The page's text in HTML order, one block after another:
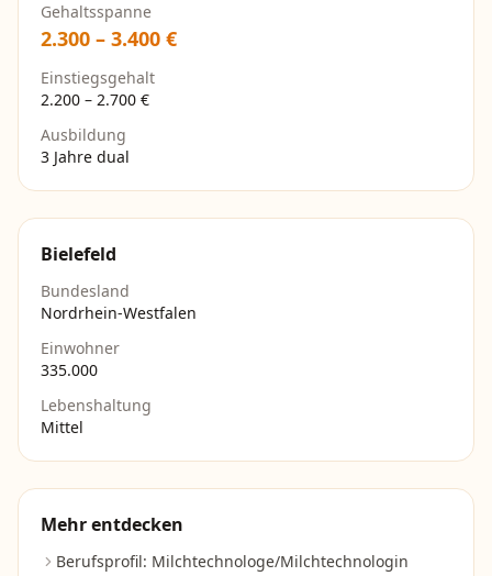
Gehaltsspanne
2.300 – 3.400 €
Einstiegsgehalt
2.200 – 2.700 €
Ausbildung
3 Jahre dual
Bielefeld
Bundesland
Nordrhein-Westfalen
Einwohner
335.000
Lebenshaltung
Mittel
Mehr entdecken
Berufsprofil: Milchtechnologe/Milchtechnologin